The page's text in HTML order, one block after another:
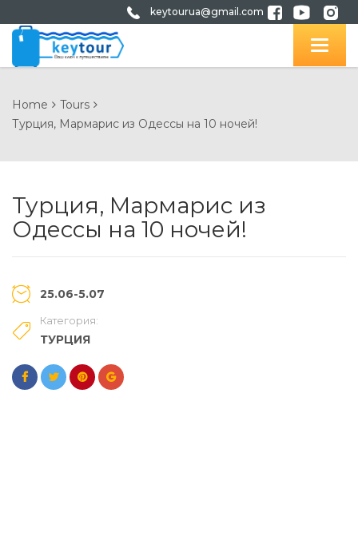
keytourua@gmail.com
Home
Tours
Турция, Мармарис из Одессы на 10 ночей!
Турция, Мармарис из
Одессы на 10 ночей!
25.06-5.07
Категория:
ТУРЦИЯ